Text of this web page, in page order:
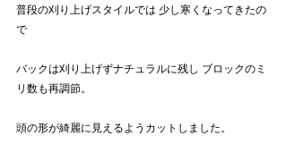
普段の刈り上げスタイルでは 少し寒くなってきたの
で
バックは刈り上げずナチュラルに残し ブロックのミ
リ数も再調節。
頭の形が綺麗に見えるようカットしました。